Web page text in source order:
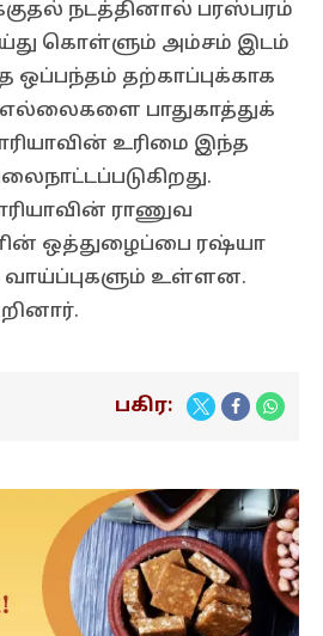
நடத்தினால் பரஸ்பரம்
கொள்ளும் அம்சம் இடம்
ஒப்பந்தம் தற்காப்புக்காக
எல்லைகளை பாதுகாத்துக்
உரிமை இந்த
ராணுவ
ஒத்துழைப்பை ரஷ்யா
உள்ளன.
பகிர: